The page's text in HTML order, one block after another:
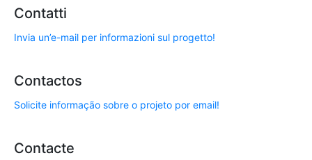
Contatti
Invia un’e-mail per informazioni sul progetto!
Contactos
Solicite informação sobre o projeto por email!
Contacte